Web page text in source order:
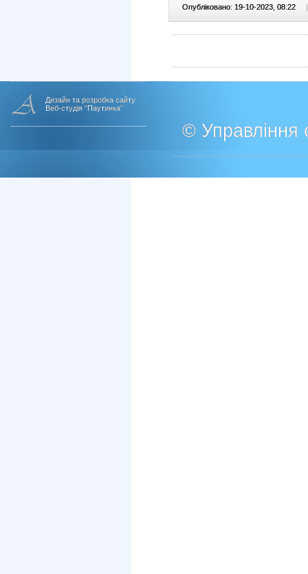
Опубліковано: 19-10-2023, 08:22 |
Дизайн та розробка сайту
Веб-студія "Паутинка"
© Управління